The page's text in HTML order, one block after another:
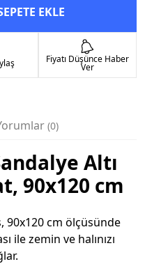
EKLE
Fiyatı Düşünce Haber
Ver
0
Altı
90x120 cm
90x120 cm ölçüsünde
ile zemin ve halınızı